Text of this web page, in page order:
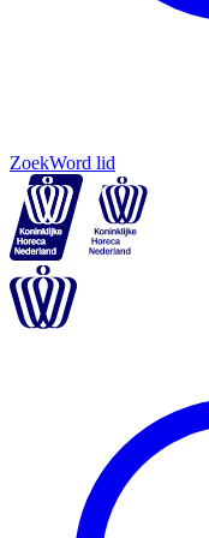
ZoekWord lid